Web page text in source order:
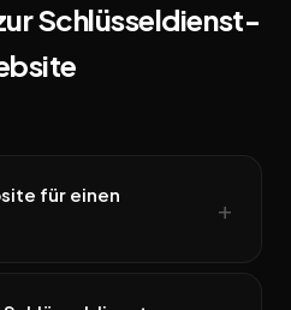
Schlüsseldienst-
für einen